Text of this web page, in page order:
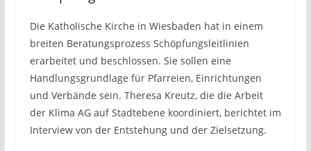
Die Katholische Kirche in Wiesbaden hat in einem
breiten Beratungsprozess Schöpfungsleitlinien
erarbeitet und beschlossen. Sie sollen eine
Handlungsgrundlage für Pfarreien, Einrichtungen
und Verbände sein. Theresa Kreutz, die die Arbeit
der Klima AG auf Stadtebene koordiniert, berichtet im
Interview von der Entstehung und der Zielsetzung.